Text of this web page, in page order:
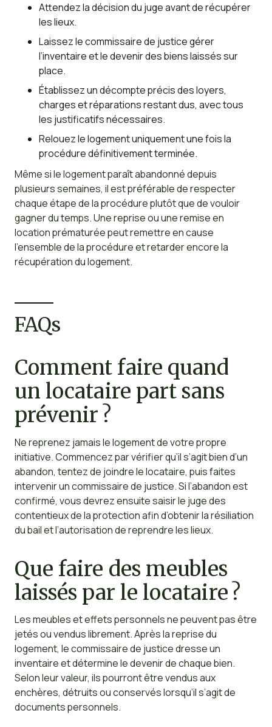
Attendez la décision du juge avant de récupérer
les lieux.
Laissez le commissaire de justice gérer
l’inventaire et le devenir des biens laissés sur
place.
Établissez un décompte précis des loyers,
charges et réparations restant dus, avec tous
les justificatifs nécessaires.
Relouez le logement uniquement une fois la
procédure définitivement terminée.
Même si le logement paraît abandonné depuis
plusieurs semaines, il est préférable de respecter
chaque étape de la procédure plutôt que de vouloir
gagner du temps. Une reprise ou une remise en
location prématurée peut remettre en cause
l’ensemble de la procédure et retarder encore la
récupération du logement.
FAQs
Comment faire quand
un locataire part sans
prévenir ?
Ne reprenez jamais le logement de votre propre
initiative. Commencez par vérifier qu’il s’agit bien d’un
abandon, tentez de joindre le locataire, puis faites
intervenir un commissaire de justice. Si l’abandon est
confirmé, vous devrez ensuite saisir le juge des
contentieux de la protection afin d’obtenir la résiliation
du bail et l’autorisation de reprendre les lieux.
Que faire des meubles
laissés par le locataire ?
Les meubles et effets personnels ne peuvent pas être
jetés ou vendus librement. Après la reprise du
logement, le commissaire de justice dresse un
inventaire et détermine le devenir de chaque bien.
Selon leur valeur, ils pourront être vendus aux
enchères, détruits ou conservés lorsqu’il s’agit de
documents personnels.